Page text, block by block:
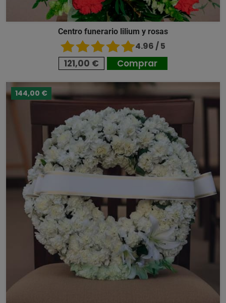
Centro funerario lilium y rosas
4.96 / 5
121,00 € Comprar
144,00 €